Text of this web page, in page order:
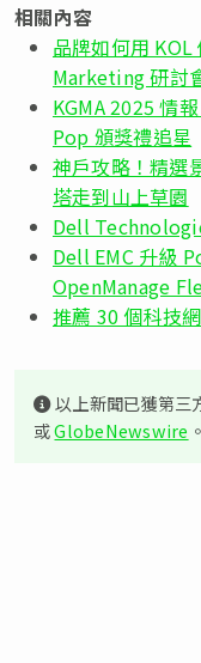
相關內容
品牌如何用
Marketing 研討
KGMA 2025 情
Pop 頒獎禮追星
神戶攻略！精選
塔走到山上草園
Dell
Dell EMC 升級
OpenManage
推薦 30 個科技
以上新聞已獲第三
或GlobeNewswire 。